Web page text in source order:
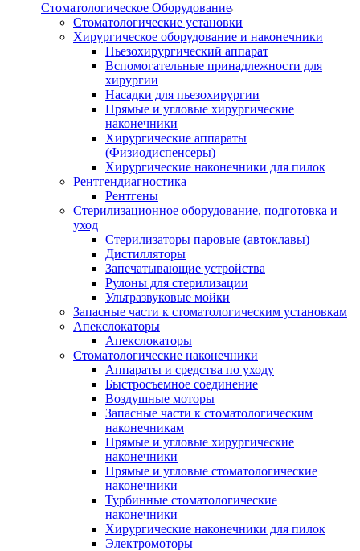
Стоматологическое Оборудование
Стоматологические установки
Хирургическое оборудование и наконечники
Пьезохирургический аппарат
Вспомогательные принадлежности для
хирургии
Насадки для пьезохирургии
Прямые и угловые хирургические
наконечники
Хирургические аппараты
(Физиодиспенсеры)
Хирургические наконечники для пилок
Рентгендиагностика
Рентгены
Стерилизационное оборудование, подготовка и
уход
Стерилизаторы паровые (автоклавы)
Дистилляторы
Запечатывающие устройства
Рулоны для стерилизации
Ультразвуковые мойки
Запасные части к стоматологическим установкам
Апекслокаторы
Апекслокаторы
Стоматологические наконечники
Аппараты и средства по уходу
Быстросъемное соединение
Воздушные моторы
Запасные части к стоматологическим
наконечникам
Прямые и угловые хирургические
наконечники
Прямые и угловые стоматологические
наконечники
Турбинные стоматологические
наконечники
Хирургические наконечники для пилок
Электромоторы